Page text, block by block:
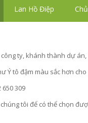
Lan Hồ Điệp
ty, khánh thành dự
Ý tô đậm màu sắc hơn
650 309
tôi để có thể chọn